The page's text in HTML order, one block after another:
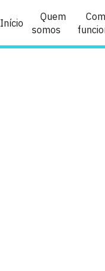
Início
Quem
somos